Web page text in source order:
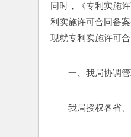
同时，《专利实施
利实施许可合同备
现就专利实施许可
一、我局协调
我局授权各省